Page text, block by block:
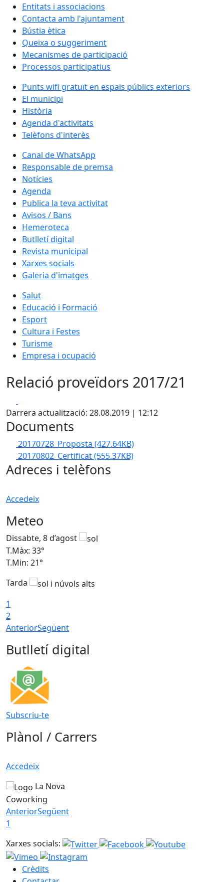
Entitats i associacions
Contacta amb l'ajuntament
Bústia ètica
Queixa o suggeriment
Mecanismes de participació
Processos participatius
Punts wifi gratuït en espais públics exteriors
El municipi
Història
Agenda d'activitats
Telèfons d'interès
Canal de WhatsApp
Responsable de premsa
Notícies
Agenda
Publica la teva activitat
Avisos / Bans
Hemeroteca
Butlletí digital
Revista municipal
Xarxes socials
Galeria d'imatges
Salut
Educació i Formació
Esport
Cultura i Festes
Turisme
Empresa i ocupació
Relació proveïdors 2017/21
Darrera actualització: 28.08.2019 | 12:12
Documents
20170728_Proposta (427.64KB)
20170802_Certificat(555.37KB)
Adreces i telèfons
Accedeix
Meteo
Dissabte, 8 d’agost
T.Màx: 33°
T.Min: 21°
Tarda
1
2
AnteriorSegüent
Butlletí digital
Subscriu-te
Plànol / Carrers
Accedeix
La Nova
Coworking
AnteriorSegüent
1
Xarxes socials:
Crèdits